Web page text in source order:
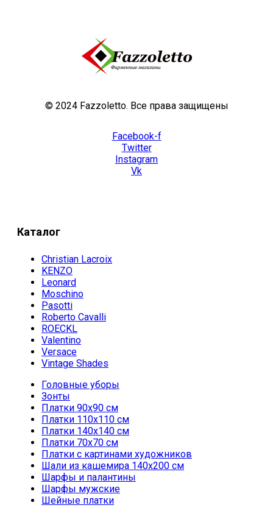
© 2024 Fazzoletto. Все права защищены
Facebook-f
Twitter
Instagram
Vk
Каталог
Christian Lacroix
KENZO
Leonard
Moschino
Pasotti
Roberto Cavalli
ROECKL
Valentino
Versace
Vintage Shades
Головные уборы
Зонты
Платки 90х90 см
Платки 110х110 см
Платки 140х140 см
Платки 70х70 см
Платки с картинами художников
Шали из кашемира 140х200 см
Шарфы и палантины
Шарфы мужские
Шейные платки